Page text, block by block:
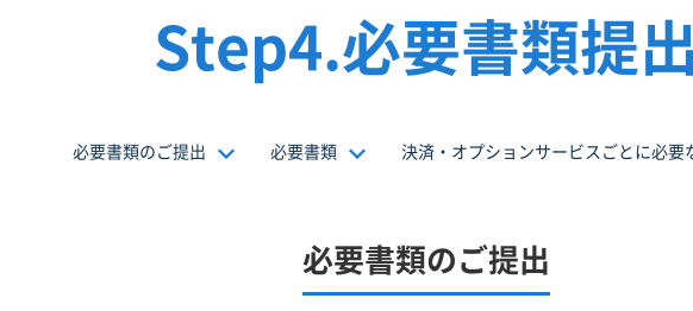
Step4.必要書類提
必要書類のご提出 必要書類 決済・オプションサービスごとに必要
必要書類のご提出